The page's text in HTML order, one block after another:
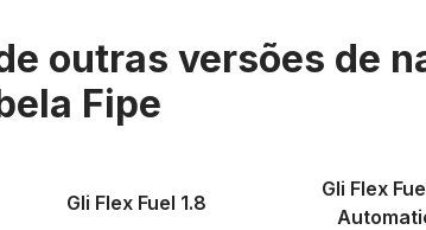
outras versões de
Fipe
Gli Flex Fuel 1.8
Gli Flex